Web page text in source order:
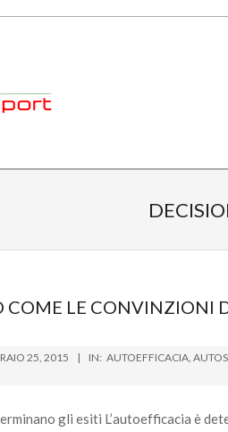
COME LE CONVINZIONI
25, 2015 IN: AUTOEFFICACIA,
gli esiti L’autoefficacia è